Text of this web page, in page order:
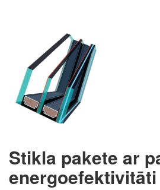
Stikla pakete ar
energoefektivitāti